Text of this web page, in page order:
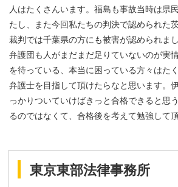
人はたくさんいます。福島も事故当時は県
たし、また今回私たちの判決で認められた
裁判では千葉県の方にも被害が認められま
弁護団も人がまだまだ足りていないのが実
を待っている、本当に困っている方々はた
弁護士を目指して頂けたらなと思います。
っかりついていけばきっと合格できると思
るのではなくて、合格後を考えて勉強して
東京東部法律事務所